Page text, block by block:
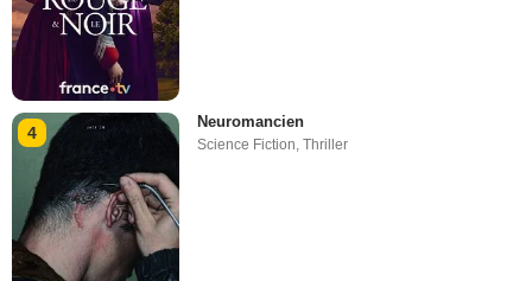
4
Neuromancien
Science Fiction,Thriller